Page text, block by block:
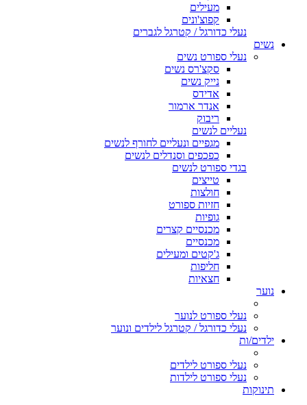
מעילים
קפוצ'ונים
נעלי כדורגל / קטרגל לגברים
נשים
נעלי ספורט נשים
סקצ'רס נשים
נייק נשים
אדידס
אנדר ארמור
ריבוק
נעליים לנשים
מגפיים ונעליים לחורף לנשים
כפכפים וסנדלים לנשים
בגדי ספורט לנשים
טייצים
חולצות
חזיות ספורט
גופיות
מכנסיים קצרים
מכנסיים
ג'קטים ומעילים
חליפות
חצאיות
נוער
נעלי ספורט לנוער
נעלי כדורגל / קטרגל לילדים ונוער
ילדים/ות
נעלי ספורט לילדים
נעלי ספורט לילדות
תינוקות